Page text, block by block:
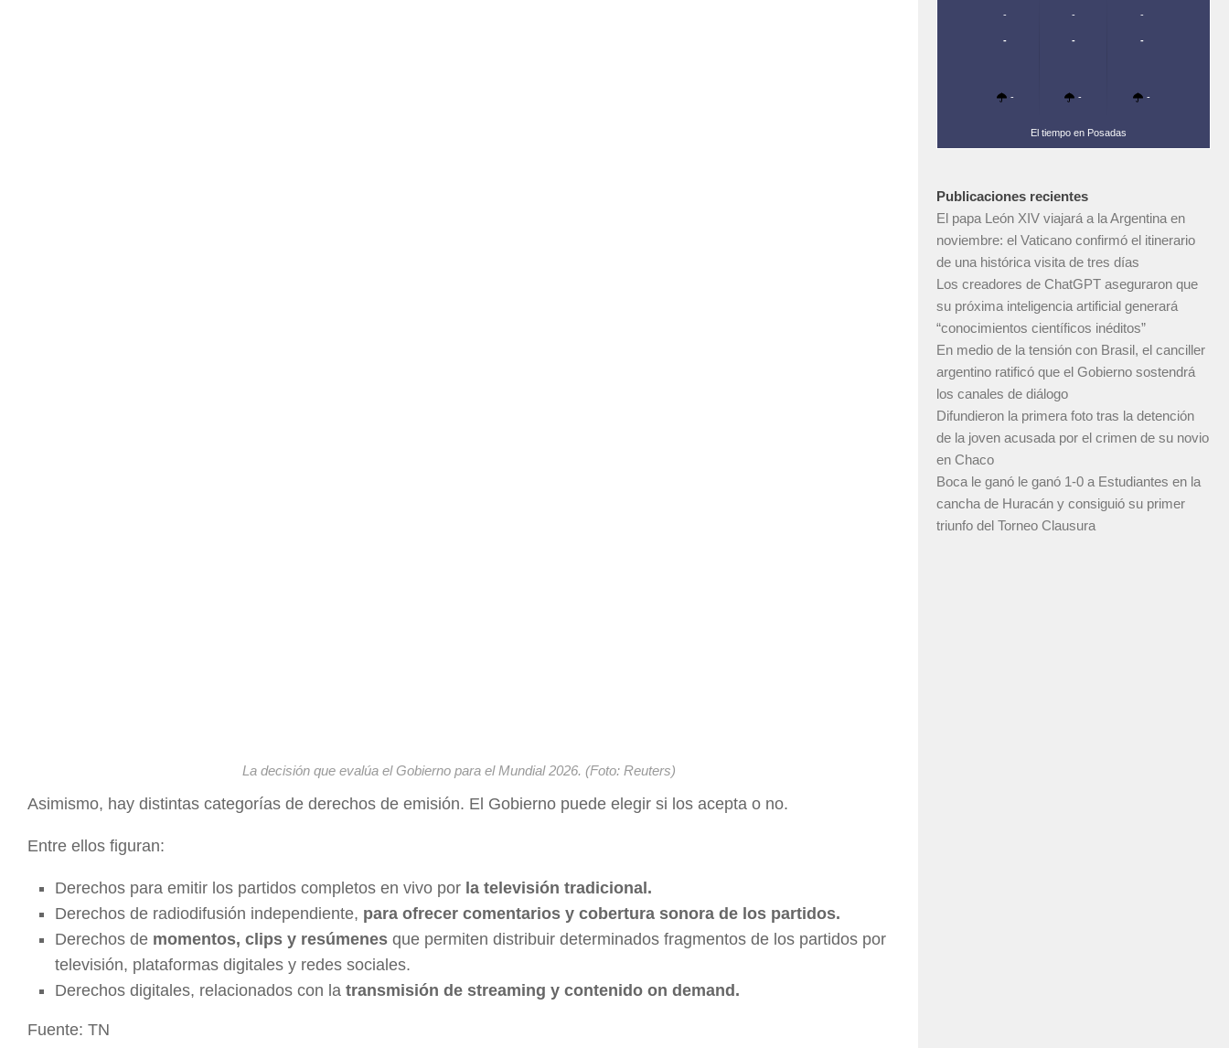
La decisión que evalúa el Gobierno para el Mundial 2026. (Foto: Reuters)
Asimismo, hay distintas categorías de derechos de emisión. El Gobierno puede elegir si los acepta o no.
Entre ellos figuran:
Derechos para emitir los partidos completos en vivo por la televisión tradicional.
Derechos de radiodifusión independiente, para ofrecer comentarios y cobertura sonora de los partidos.
Derechos de momentos, clips y resúmenes que permiten distribuir determinados fragmentos de los partidos por
televisión, plataformas digitales y redes sociales.
Derechos digitales, relacionados con la transmisión de streaming y contenido on demand.
Fuente: TN
-
-
-
-
-
-
-
-
-
El tiempo en Posadas
Publicaciones recientes
El papa León XIV viajará a la Argentina en
noviembre: el Vaticano confirmó el itinerario
de una histórica visita de tres días
Los creadores de ChatGPT aseguraron que
su próxima inteligencia artificial generará
“conocimientos científicos inéditos”
En medio de la tensión con Brasil, el canciller
argentino ratificó que el Gobierno sostendrá
los canales de diálogo
Difundieron la primera foto tras la detención
de la joven acusada por el crimen de su novio
en Chaco
Boca le ganó le ganó 1-0 a Estudiantes en la
cancha de Huracán y consiguió su primer
triunfo del Torneo Clausura